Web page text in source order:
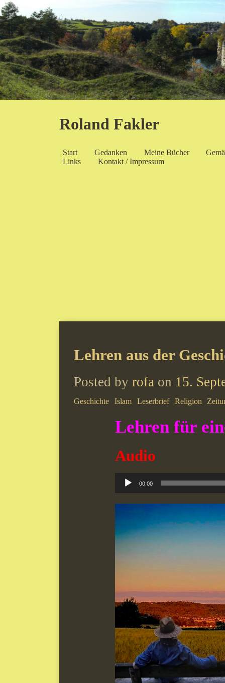
Roland Fakler
Start Gedanken Meine Bücher
Links
Kontakt / Impressum
Lehren aus der
Posted by rofa on 15.
Geschichte Islam Leserbrief Religion
Lehren für
Audio
Audio-
Player
00:00